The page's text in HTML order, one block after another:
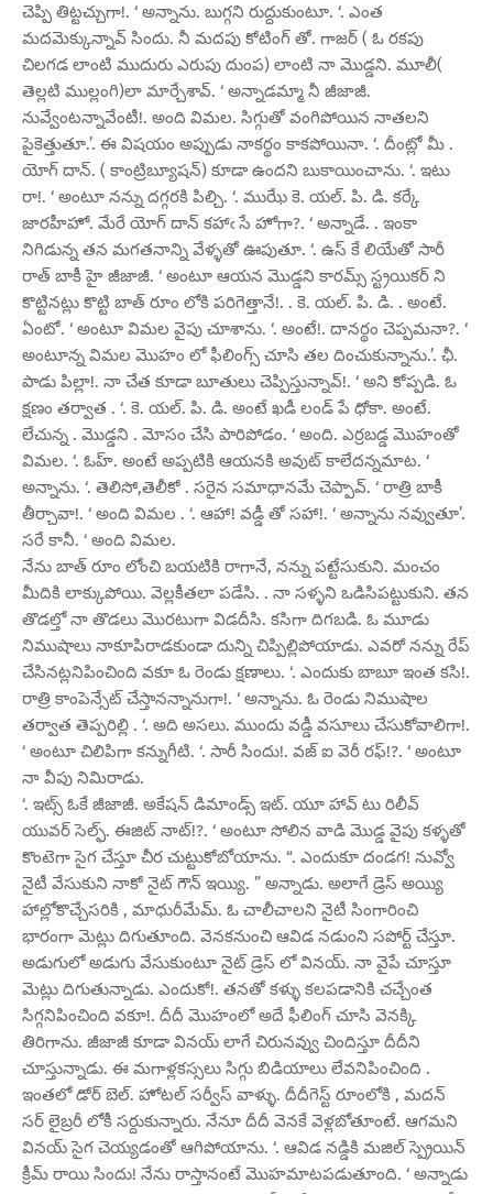
చెప్పి తిట్టచ్చుగా!. ‘ అన్నాను. బుగ్గని రుద్దుకుంటూ. ‘. ఎంత
మదమెక్కున్నావ్ సిందు. నీ మదపు కోటింగ్ తో. గాజర్ ( ఓ రకపు
చిలగడ లాంటి ముదురు ఎరుపు దుంప) లాంటి నా మొడ్డని. మూలీ(
తెల్లటి ముల్లంగి)లా మార్చేశావ్. ‘ అన్నాడమ్మా నీ జీజాజీ.
నువ్వేంటన్నావేంటీ!. అంది విమల. సిగ్గుతో వంగిపోయిన నాతలని
పైకెత్తుతూ.’. ఈ విషయం అప్పుడు నాకర్థం కాకపోయినా. ‘. దీంట్లో మీ .
యోగ్ దాన్. ( కాంట్రిబ్యూషన్) కూడా ఉందని బుకాయించాను. ‘. ఇటు
రా!. ‘ అంటూ నన్ను దగ్గరకి పిల్చి. ‘. ముఝే కె. యల్. పి. డి. కర్కే
జారహీహో. మేరే యోగ్ దాన్ కహాఁ సే హోగా?. ‘ అన్నాడే. . ఇంకా
నిగిడున్న తన మగతనాన్ని వేళ్ళతో ఊపుతూ. ‘. ఉస్ కే లియేతో సారీ
రాత్ బాకీ హై జీజాజీ. ‘ అంటూ ఆయన మొడ్డని కారమ్స్ స్ట్రయికర్ ని
కొట్టినట్లు కొట్టి బాత్ రూం లోకి పరిగెత్తానే!. . కె. యల్. పి. డి. . అంటే.
ఏంటో. ‘ అంటూ విమల వైపు చూశాను. ‘. అంటే!. దానర్థం చెప్పమనా?. ‘
అంటూన్న విమల మొహం లో ఫీలింగ్స్ చూసి తల దించుకున్నాను.’. ఛీ.
పాడు పిల్లా!. నా చేత కూడా బూతులు చెప్పిస్తున్నావ్!. ‘ అని కోప్పడి. ఓ
క్షణం తర్వాత . ‘. కె. యల్. పి. డి. అంటే ఖడీ లండ్ పే ధోకా. అంటే.
లేచున్న . మొడ్డని . మోసం చేసి పారిపోడం. ‘ అంది. ఎర్రబడ్డ మొహంతో
విమల. ‘. ఓహ్. అంటే అప్పటికి ఆయనకి అవుట్ కాలేదన్నమాట. ‘
అన్నాను. ‘. తెలిసో,తెలీకో . సరైన సమాధానమే చెప్పావ్. ‘ రాత్రి బాకీ
తీర్చావా!. ‘ అంది విమల . ‘. ఆహా! వడ్డీ తో సహా!. ‘ అన్నాను నవ్వుతూ’.
సరే కానీ. ‘ అంది విమల.
నేను బాత్ రూం లోంచి బయటికి రాగానే, నన్ను పట్టేసుకుని. మంచం
మీదికి లాక్కుపోయి. వెల్లకీతలా పడేసి. . నా సళ్ళని ఒడిసిపట్టుకుని. తన
తొడల్తో నా తొడలు మొరటుగా విడదీసి. కసిగా దిగబడి. ఓ మూడు
నిముషాలు నాకూపిరాడకుండా దున్ని చిప్పిల్లిపోయాడు. ఎవరో నన్ను రేప్
చేసినట్లనిపించింది వకూ ఓ రెండు క్షణాలు. ‘. ఎందుకు బాబూ ఇంత కసి!.
రాత్రి కాంపెన్సేట్ చేస్తానన్నానుగా!. ‘ అన్నాను. ఓ రెండు నిముషాల
తర్వాత తెప్పరిల్లి . ‘. అది అసలు. ముందు వడ్డీ వసూలు చేసుకోవాలిగా!.
‘ అంటూ చిలిపిగా కన్నుగీటి. ‘. సారీ సిందు!. వజ్ ఐ వెరీ రఫ్!?. ‘ అంటూ
నా వీపు నిమిరాడు.
‘. ఇట్స్ ఓకే జీజాజీ. అకేషన్ డిమాండ్స్ ఇట్. యూ హావ్ టు రిలీవ్
యువర్ సెల్ఫ్. ఈజిట్ నాట్!?. ‘ అంటూ సోలిన వాడి మొడ్డ వైపు కళ్ళతో
కొంటెగా సైగ చేస్తూ చీర చుట్టుకోబోయాను. “. ఎందుకూ దండగ! నువ్వో
నైటీ వేసుకుని నాకో నైట్ గౌన్ ఇయ్యి. ” అన్నాడు. అలాగే డ్రెస్ అయ్యి
హాల్లోకొచ్చేసరికి , మాధురీమేమ్. ఓ చాలీచాలని నైటీ సింగారించి
భారంగా మెట్లు దిగుతూంది. వెనకనుంచి ఆవిడ నడుంని సపోర్ట్ చేస్తూ.
అడుగులో అడుగు వేసుకుంటూ నైట్ డ్రెస్ లో వినయ్. నా వైపే చూస్తూ
మెట్లు దిగుతున్నాడు. ఎందుకో!. తనతో కళ్ళు కలపడానికి చచ్చేంత
సిగ్గనిపించింది వకూ!. దీదీ మొహంలో అదే ఫీలింగ్ చూసి వెనక్కి
తిరిగాను. జీజాజీ కూడా వినయ్ లాగే చిరునవ్వు చిందిస్తూ దీదీని
చూస్తున్నాడు. ఈ మగాళ్లకస్సలు సిగ్గు బిడియాలు లేవనిపించింది .
ఇంతలో డోర్ బెల్. హోటల్ సర్వీస్ వాళ్ళు. దీదీగెస్ట్ రూంలోకి , మదన్
సర్ లైబ్రరీ లోకీ సర్దుకున్నారు. నేనూ దీదీ వెనకే వెళ్లబోతూంటే. ఆగమని
వినయ్ సైగ చెయ్యడంతో ఆగిపోయాను. ‘. ఆవిడ నడ్డికి మజిల్ స్ప్రెయిన్
క్రీమ్ రాయి సిందు! నేను రాస్తానంటే మొహమాటపడుతూంది. ‘ అన్నాడు